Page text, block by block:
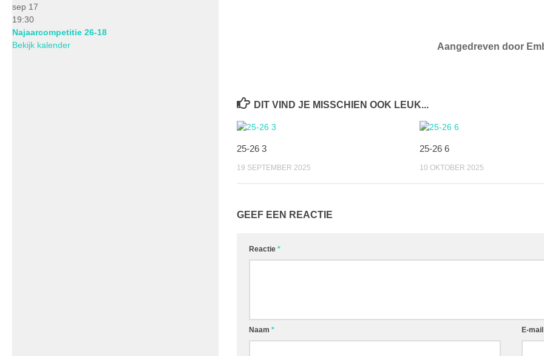
Aangedreven door
DIT VIND JE MISSCHIEN OOK LEUK...
25-26 3
19 SEPTEMBER 2025
25-26 6
10 OKTOBER 2025
GEEF EEN REACTIE
Reactie *
Naam * E-
sep 17
19:30
Najaarcompetitie 26-18
Bekijk kalender